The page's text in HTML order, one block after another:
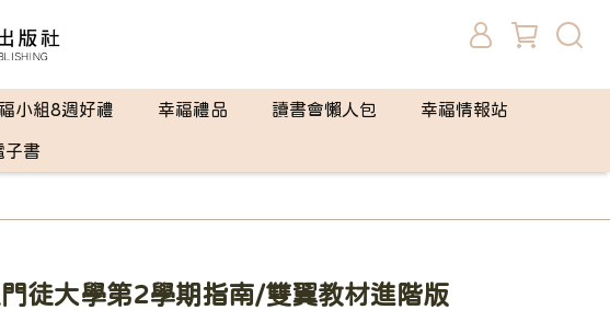
小組8週好禮 幸福禮品 讀書會懶人包 幸福情報站
子書
徒大學第2學期指南/雙翼教材進階版